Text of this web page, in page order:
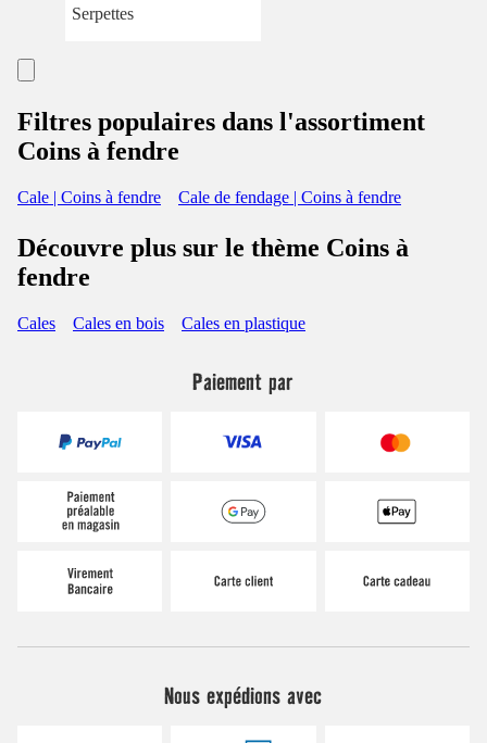
Serpettes
Filtres populaires dans l'assortiment
Coins à fendre
Cale | Coins à fendre Cale de fendage | Coins à fendre
Découvre plus sur le thème Coins à
fendre
Cales Cales en bois Cales en plastique
Paiement par
Nous expédions avec